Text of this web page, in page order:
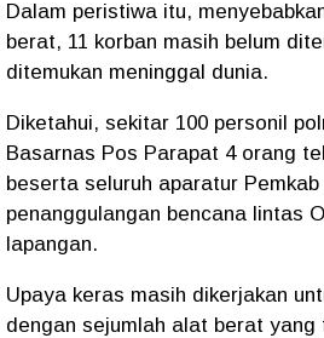
Dalam peristiwa itu,
berat, 11 korban masih belum
ditemukan meninggal dunia.
Diketahui, sekitar 100 personil
Basarnas Pos Parapat 4 orang
beserta seluruh aparatur
penanggulangan bencana lintas
lapangan.
Upaya keras masih dikerjakan
dengan sejumlah alat berat